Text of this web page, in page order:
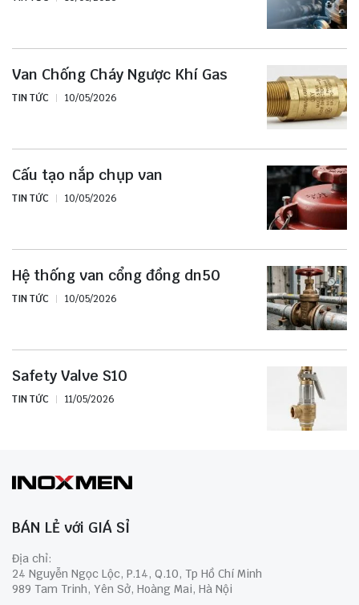
Van Chống Cháy Ngược Khí Gas
TIN TỨC 10/05/2026
Cấu tạo nắp chụp van
TIN TỨC 10/05/2026
Hệ thống van cổng đồng dn50
TIN TỨC 10/05/2026
Safety Valve S10
TIN TỨC 11/05/2026
BÁN LẺ với GIÁ SỈ
Địa chỉ:
24 Nguyễn Ngọc Lộc, P.14, Q.10, Tp Hồ Chí Minh
989 Tam Trinh, Yên Sở, Hoàng Mai, Hà Nội